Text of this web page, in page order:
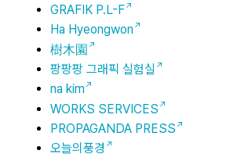
GRAFIK P.L-F
Ha Hyeongwon
樹⽊園
팡팡팡 그래픽 실험실
na kim
WORKS SERVICES
PROPAGANDA PRESS
오늘의풍경